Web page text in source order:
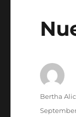
Author
Bertha
Posted
September